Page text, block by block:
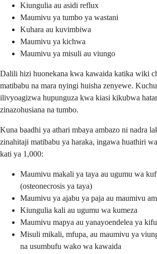
Kiungulia au asidi reflux
Maumivu ya tumbo ya wastani
Kuhara au kuvimbiwa
Maumivu ya kichwa
Maumivu ya misuli au viungo
Dalili hizi huonekana kwa kawaida katika wiki
matibabu na mara nyingi huisha zenyewe.
ilivyoagizwa hupunguza kwa kiasi kikubwa
zinazohusiana na tumbo.
Kuna baadhi ya athari mbaya ambazo ni nadra
zinahitaji matibabu ya haraka, ingawa huathiri
kati ya 1,000:
Maumivu makali ya taya au ugumu wa
(osteonecrosis ya taya)
Maumivu ya ajabu ya paja au maumivu
Kiungulia kali au ugumu wa kumeza
Maumivu mapya au yanayoendelea ya
Misuli mikali, mfupa, au maumivu ya
na usumbufu wako wa kawaida